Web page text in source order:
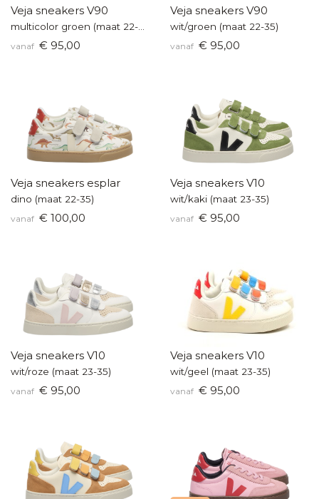
Veja sneakers V90
vanaf € 95,00
Veja sneakers V90
wit/groen (maat 22-35)
vanaf € 95,00
Veja sneakers esplar
dino (maat 22-35)
vanaf € 100,00
Veja sneakers V10
wit/kaki (maat 23-35)
vanaf € 95,00
Veja sneakers V10
wit/roze (maat 23-35)
vanaf € 95,00
Veja sneakers V10
wit/geel (maat 23-35)
vanaf € 95,00